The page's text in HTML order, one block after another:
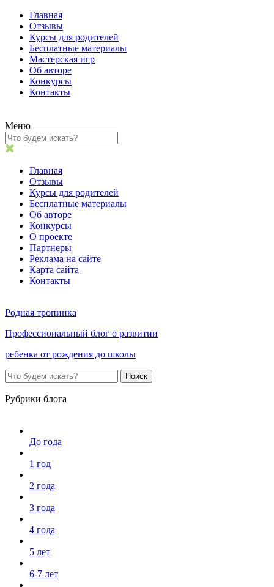
Главная
Отзывы
Курсы для родителей
Бесплатные материалы
Мастерская игр
Об авторе
Конкурсы
Контакты
Меню
Главная
Отзывы
Курсы для родителей
Бесплатные материалы
Об авторе
Конкурсы
О проекте
Партнеры
Реклама на сайте
Карта сайта
Контакты
Родная тропинка
Профессиональный блог о развитии
ребенка от рождения до школы
Поиск
Рубрики блога
До года
1 год
2 года
3 года
4 года
5 лет
6-7 лет